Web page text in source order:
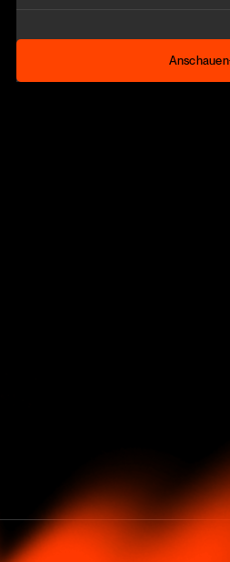
Anschauen
Anschauen